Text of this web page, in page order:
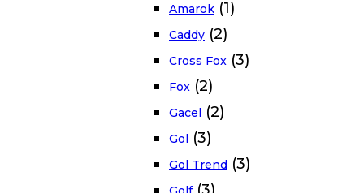
Amarok (1)
Caddy (2)
Cross Fox (3)
Fox (2)
Gacel (2)
Gol (3)
Gol Trend (3)
(3)